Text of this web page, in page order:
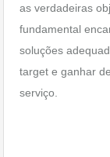
as verdadeiras
fundamental
soluções
target e ganhar
serviço.